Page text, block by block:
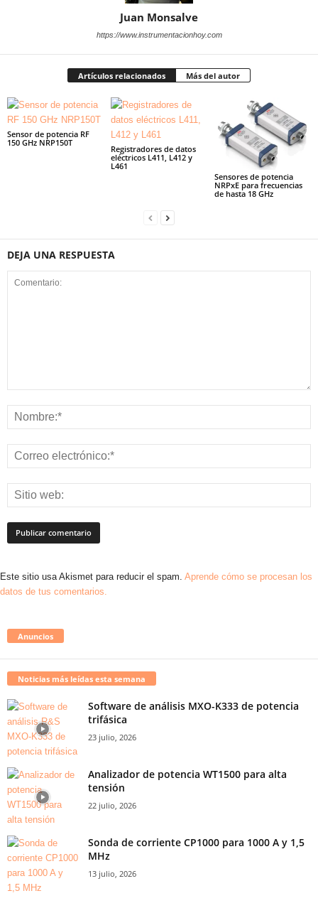
Juan Monsalve
https://www.instrumentacionhoy.com
Artículos relacionados Más del autor
Sensor de potencia RF
150 GHz NRP150T
Registradores de datos
eléctricos L411, L412 y
L461
Sensores de potencia
NRPxE para frecuencias
de hasta 18 GHz
DEJA UNA RESPUESTA
Este sitio usa Akismet para reducir el spam. Aprende cómo se procesan los
datos de tus comentarios.
Anuncios
Noticias más leídas esta semana
Software de análisis MXO-K333 de potencia
trifásica
23 julio, 2026
Analizador de potencia WT1500 para alta
tensión
22 julio, 2026
Sonda de corriente CP1000 para 1000 A y 1,5
MHz
13 julio, 2026